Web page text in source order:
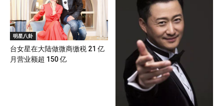
明星八卦
台女星在大陆做微商缴税 21 亿
月营业额超 150 亿